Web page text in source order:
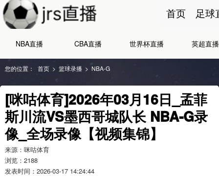
首页 足球
NBA直播 CBA直播 世界杯直播 英超直播
您的位置： 首页 > 篮球录播 > NBA-G
[咪咕体育]2026年03月16日_孟菲
斯川流VS墨西哥城队长 NBA-G录
像_全场录像【视频集锦】
来源：咪咕体育
浏览： 2188
发表时间：2026-03-17 14:24:44